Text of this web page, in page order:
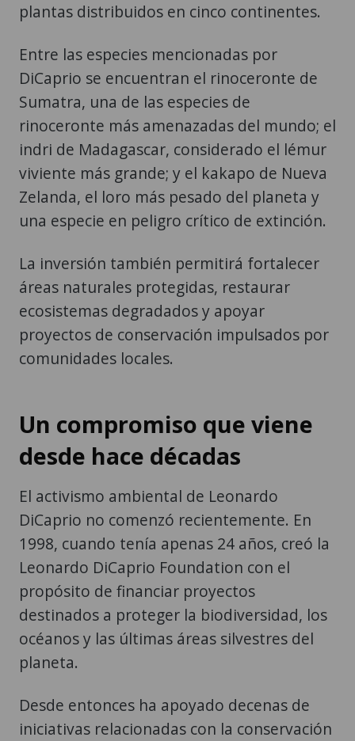
plantas distribuidos en cinco continentes.
Entre las especies mencionadas por
DiCaprio se encuentran el rinoceronte de
Sumatra, una de las especies de
rinoceronte más amenazadas del mundo; el
indri de Madagascar, considerado el lémur
viviente más grande; y el kakapo de Nueva
Zelanda, el loro más pesado del planeta y
una especie en peligro crítico de extinción.
La inversión también permitirá fortalecer
áreas naturales protegidas, restaurar
ecosistemas degradados y apoyar
proyectos de conservación impulsados por
comunidades locales.
Un compromiso que viene
desde hace décadas
El activismo ambiental de Leonardo
DiCaprio no comenzó recientemente. En
1998, cuando tenía apenas 24 años, creó la
Leonardo DiCaprio Foundation con el
propósito de financiar proyectos
destinados a proteger la biodiversidad, los
océanos y las últimas áreas silvestres del
planeta.
Desde entonces ha apoyado decenas de
iniciativas relacionadas con la conservación